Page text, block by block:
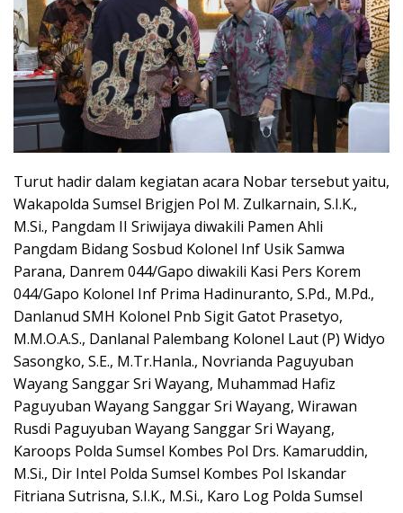
Turut hadir dalam kegiatan acara Nobar tersebut yaitu,
Wakapolda Sumsel Brigjen Pol M. Zulkarnain, S.I.K.,
M.Si., Pangdam II Sriwijaya diwakili Pamen Ahli
Pangdam Bidang Sosbud Kolonel Inf Usik Samwa
Parana, Danrem 044/Gapo diwakili Kasi Pers Korem
044/Gapo Kolonel Inf Prima Hadinuranto, S.Pd., M.Pd.,
Danlanud SMH Kolonel Pnb Sigit Gatot Prasetyo,
M.M.O.A.S., Danlanal Palembang Kolonel Laut (P) Widyo
Sasongko, S.E., M.Tr.Hanla., Novrianda Paguyuban
Wayang Sanggar Sri Wayang, Muhammad Hafiz
Paguyuban Wayang Sanggar Sri Wayang, Wirawan
Rusdi Paguyuban Wayang Sanggar Sri Wayang,
Karoops Polda Sumsel Kombes Pol Drs. Kamaruddin,
M.Si., Dir Intel Polda Sumsel Kombes Pol Iskandar
Fitriana Sutrisna, S.I.K., M.Si., Karo Log Polda Sumsel